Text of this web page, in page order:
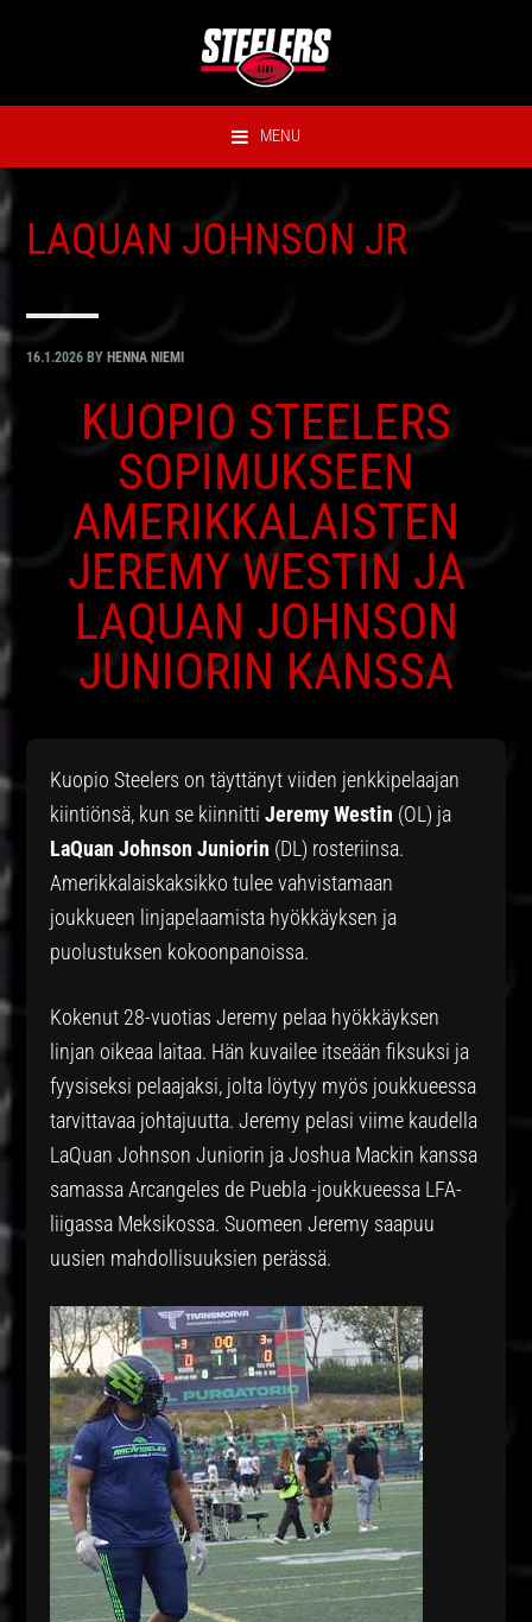
MENU
LAQUAN JOHNSON JR
16.1.2026 BY HENNA NIEMI
KUOPIO STEELERS
SOPIMUKSEEN
AMERIKKALAISTEN
JEREMY WESTIN JA
LAQUAN JOHNSON
JUNIORIN KANSSA
Kuopio Steelers on täyttänyt viiden jenkkipelaajan
kiintiönsä, kun se kiinnittiJeremy Westin (OL) ja
LaQuan Johnson Juniorin (DL) rosteriinsa.
Amerikkalaiskaksikko tulee vahvistamaan
joukkueen linjapelaamista hyökkäyksen ja
puolustuksen kokoonpanoissa.
Kokenut 28-vuotias Jeremy pelaa hyökkäyksen
linjan oikeaa laitaa. Hän kuvailee itseään fiksuksi ja
fyysiseksi pelaajaksi, jolta löytyy myös joukkueessa
tarvittavaa johtajuutta. Jeremy pelasi viime kaudella
LaQuan Johnson Juniorin ja Joshua Mackin kanssa
samassa Arcangeles de Puebla -joukkueessa LFA-
liigassa Meksikossa. Suomeen Jeremy saapuu
uusien mahdollisuuksien perässä.